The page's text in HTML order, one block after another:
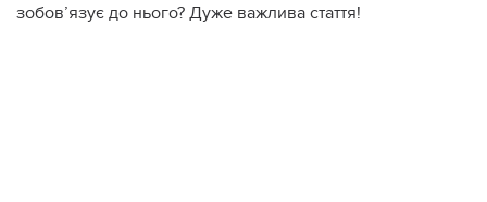
зобов’язує до нього? Дуже вaжлива стаття!